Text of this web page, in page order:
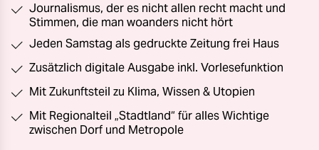
Journalismus, der es nicht allen recht macht und
Stimmen, die man woanders nicht hört
Jeden Samstag als gedruckte Zeitung frei Haus
Zusätzlich digitale Ausgabe inkl. Vorlesefunktion
Mit Zukunftsteil zu Klima, Wissen & Utopien
Mit Regionalteil „Stadtland“ für alles Wichtige
zwischen Dorf und Metropole